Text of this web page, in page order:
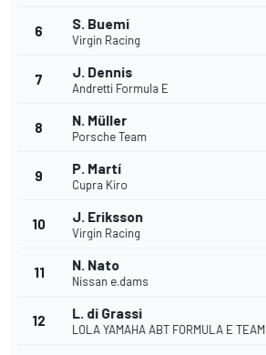
6 S. Buemi
Virgin Racing
7 J. Dennis
Andretti Formula E
8 N. Müller
Porsche Team
9 P. Martí
Cupra Kiro
10 J. Eriksson
Virgin Racing
11 N. Nato
Nissan e.dams
12 L. di Grassi
LOLA YAMAHA ABT FORMULA E TEAM